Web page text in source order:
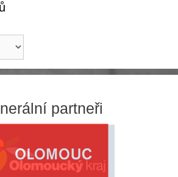
partneři